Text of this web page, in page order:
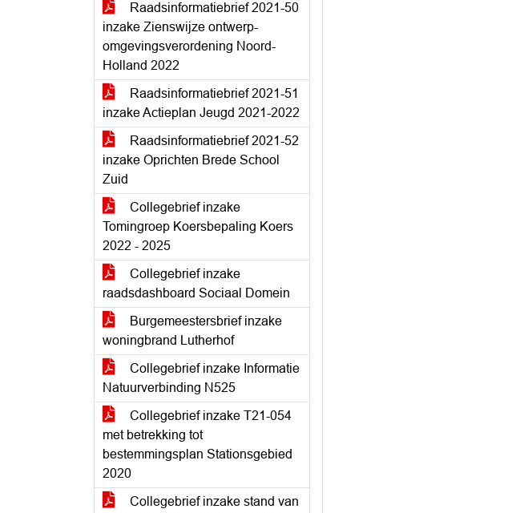
Raadsinformatiebrief 2021-50
inzake Zienswijze ontwerp-
omgevingsverordening Noord-
Holland 2022
Raadsinformatiebrief 2021-51
inzake Actieplan Jeugd 2021-2022
Raadsinformatiebrief 2021-52
inzake Oprichten Brede School
Zuid
Collegebrief inzake
Tomingroep Koersbepaling Koers
2022 - 2025
Collegebrief inzake
raadsdashboard Sociaal Domein
Burgemeestersbrief inzake
woningbrand Lutherhof
Collegebrief inzake Informatie
Natuurverbinding N525
Collegebrief inzake T21-054
met betrekking tot
bestemmingsplan Stationsgebied
2020
Collegebrief inzake stand van